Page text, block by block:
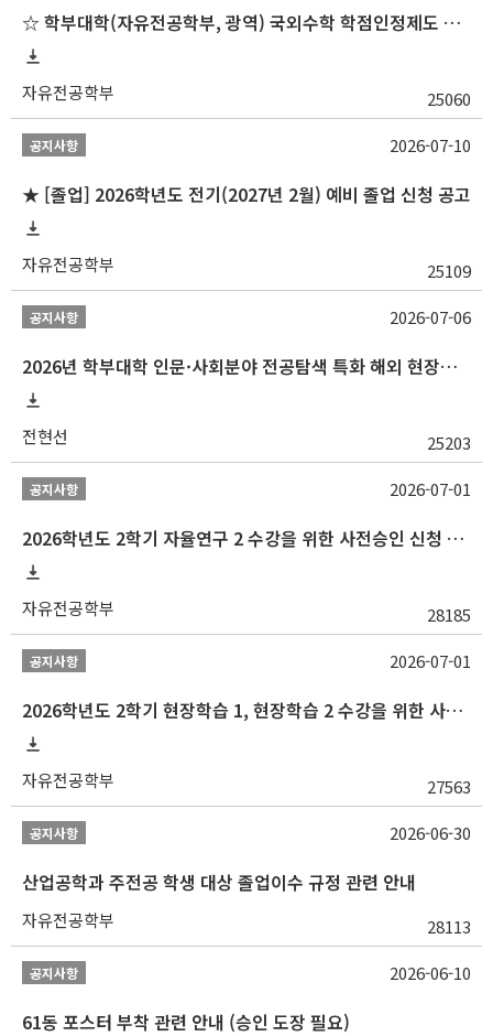
☆ 학부대학(자유전공학부, 광역) 국외수학 학점인정제도 변경 안내(2027-1학기 파견학생부터)
자유전공학부 25060
공지사항
★ [졸업] 2026학년도 전기(2027년 2월) 예비 졸업 신청 공고
자유전공학부 25109
2026-07-10
공지사항
2026년 학부대학 인문·사회분야 전공탐색 특화 해외 현장학습 프로그램(중국) 모집 안내
전현선 25203
2026-07-06
공지사항
2026학년도 2학기 자율연구 2 수강을 위한 사전승인 신청 안내
자유전공학부 28185
2026-07-01
공지사항
2026학년도 2학기 현장학습 1, 현장학습 2 수강을 위한 사전승인 신청 안내
자유전공학부 27563
2026-07-01
공지사항
산업공학과 주전공 학생 대상 졸업이수 규정 관련 안내
자유전공학부 28113
2026-06-30
공지사항
61동 포스터 부착 관련 안내 (승인 도장 필요)
2026-06-10